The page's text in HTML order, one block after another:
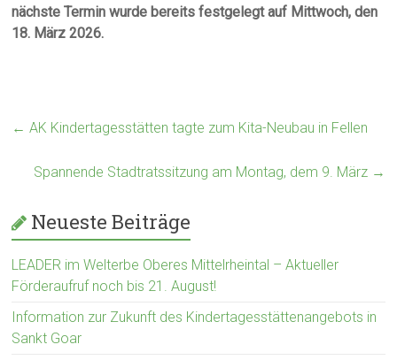
nächste Termin wurde bereits festgelegt auf Mittwoch, den
18. März 2026.
← AK Kindertagesstätten tagte zum Kita-Neubau in Fellen
Spannende Stadtratssitzung am Montag, dem 9. März →
Neueste Beiträge
LEADER im Welterbe Oberes Mittelrheintal – Aktueller
Förderaufruf noch bis 21. August!
Information zur Zukunft des Kindertagesstättenangebots in
Sankt Goar